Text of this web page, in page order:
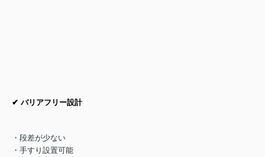
✔ バリアフリー設計
・段差が少ない
・手すり設置可能